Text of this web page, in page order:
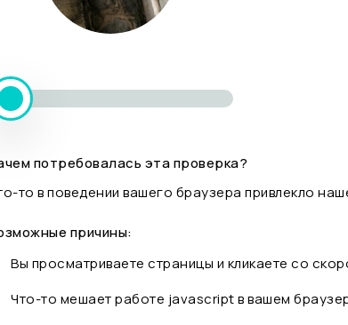
потребовалась эта проверка?
то в поведении вашего браузера привлекло
причины:
Вы просматриваете страницы и кликаете со
Что-то мешает работе javascript в вашем